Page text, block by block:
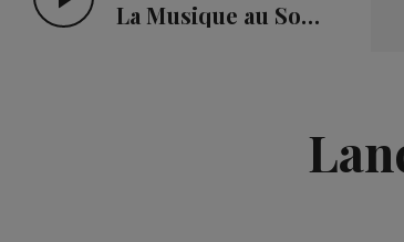
La Musique au Sommet